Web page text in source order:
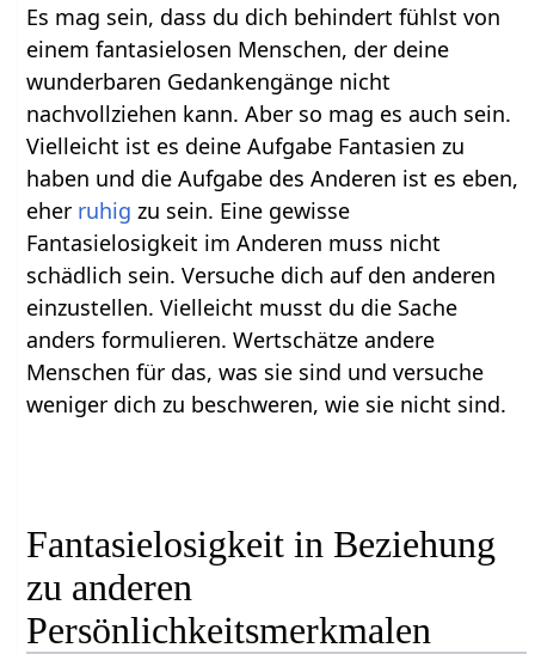
Es mag sein, dass du dich behindert fühlst von
einem fantasielosen Menschen, der deine
wunderbaren Gedankengänge nicht
nachvollziehen kann. Aber so mag es auch sein.
Vielleicht ist es deine Aufgabe Fantasien zu
haben und die Aufgabe des Anderen ist es eben,
eher ruhig zu sein. Eine gewisse
Fantasielosigkeit im Anderen muss nicht
schädlich sein. Versuche dich auf den anderen
einzustellen. Vielleicht musst du die Sache
anders formulieren. Wertschätze andere
Menschen für das, was sie sind und versuche
weniger dich zu beschweren, wie sie nicht sind.
Fantasielosigkeit in Beziehung
zu anderen
Persönlichkeitsmerkmalen